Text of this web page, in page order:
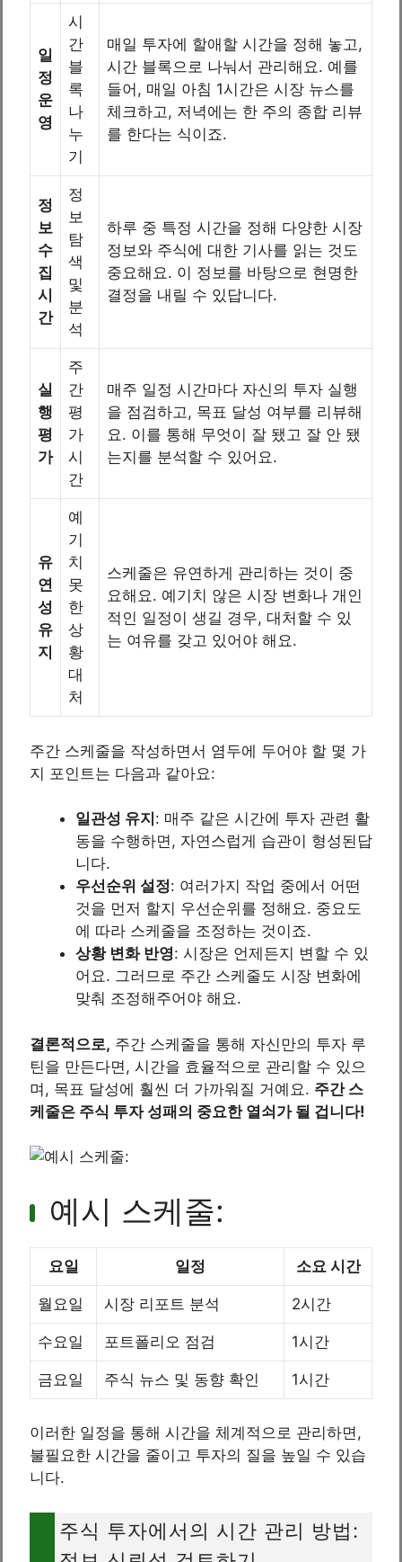
일
정
운
영
시
간
블
록
나
누
기
매일 투자에 할애할 시간을 정해 놓고,
시간 블록으로 나눠서 관리해요. 예를
들어, 매일 아침 1시간은 시장 뉴스를
체크하고, 저녁에는 한 주의 종합 리뷰
를 한다는 식이죠.
정
보
수
집
시
간
정
보
탐
색
및
분
석
하루 중 특정 시간을 정해 다양한 시장
정보와 주식에 대한 기사를 읽는 것도
중요해요. 이 정보를 바탕으로 현명한
결정을 내릴 수 있답니다.
실
행
평
가
주
간
평
가
시
간
매주 일정 시간마다 자신의 투자 실행
을 점검하고, 목표 달성 여부를 리뷰해
요. 이를 통해 무엇이 잘 됐고 잘 안 됐
는지를 분석할 수 있어요.
유
연
성
유
지
예
기
치
못
한
상
황
대
처
스케줄은 유연하게 관리하는 것이 중
요해요. 예기치 않은 시장 변화나 개인
적인 일정이 생길 경우, 대처할 수 있
는 여유를 갖고 있어야 해요.
주간 스케줄을 작성하면서 염두에 두어야 할 몇 가
지 포인트는 다음과 같아요:
일관성 유지 : 매주 같은 시간에 투자 관련 활
동을 수행하면, 자연스럽게 습관이 형성된답
니다.
우선순위 설정: 여러가지 작업 중에서 어떤
것을 먼저 할지 우선순위를 정해요. 중요도
에 따라 스케줄을 조정하는 것이죠.
상황 변화 반영: 시장은 언제든지 변할 수 있
어요. 그러므로 주간 스케줄도 시장 변화에
맞춰 조정해주어야 해요.
결론적으로, 주간 스케줄을 통해 자신만의 투자 루
틴을 만든다면, 시간을 효율적으로 관리할 수 있으
며, 목표 달성에 훨씬 더 가까워질 거예요. 주간 스
케줄은 주식 투자 성패의 중요한 열쇠가 될 겁니다!
예시 스케줄:
요일 일정 소요 시간
월요일 시장 리포트 분석 2시간
수요일 포트폴리오 점검 1시간
금요일 주식 뉴스 및 동향 확인 1시간
이러한 일정을 통해 시간을 체계적으로 관리하면,
불필요한 시간을 줄이고 투자의 질을 높일 수 있습
니다.
주식 투자에서의 시간 관리 방법: